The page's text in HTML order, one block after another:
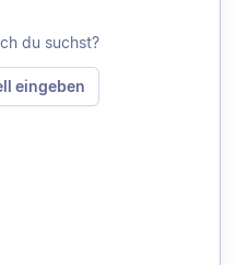
du suchst?
eingeben